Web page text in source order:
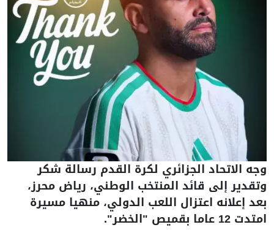
وجه الاتحاد الجزائري لكرة القدم رسالة شكر
وتقدير إلى قائد المنتخب الوطني، رياض محرز،
بعد إعلانه اعتزال اللعب الدولي، منهيا مسيرة
امتدت 12 عاما بقميص "الخضر".